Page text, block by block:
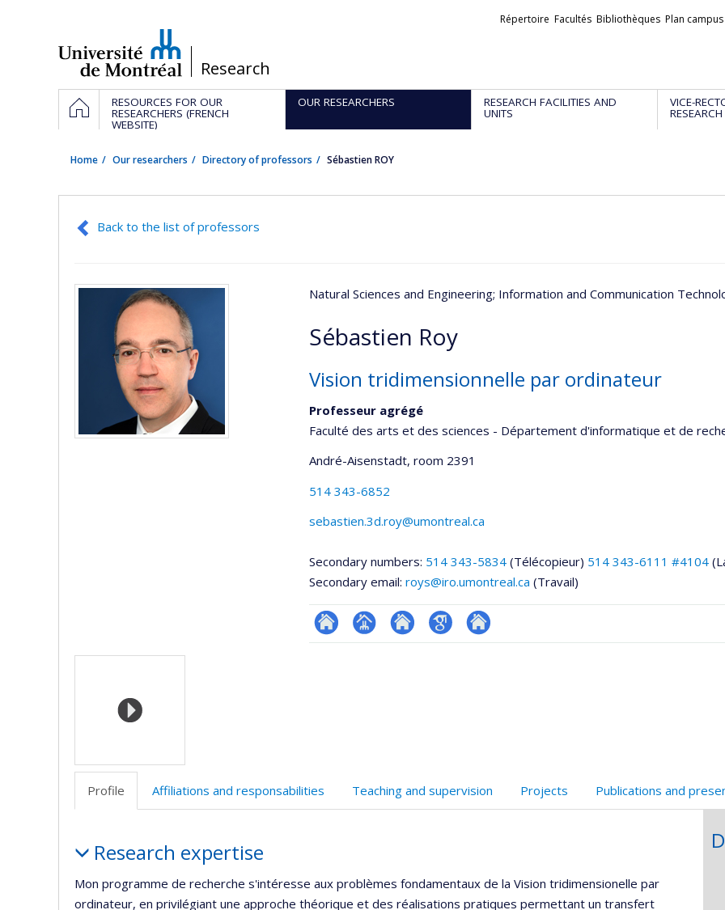
/Research
Liens
Répertoire Facultés Bibliothèques Plan campus
Navigation
principale
HOMERESOURCES FOR OUR
RESEARCHERS (FRENCH
WEBSITE)
OUR RESEARCHERS RESEARCH FACILITIES AND
UNITS
VICE-
RESEARCH
Home Our researchers Directory of professors Sébastien ROY
Back to the list of professors
Natural Sciences and Engineering; Information and Communication
Sébastien Roy
Vision tridimensionnelle par ordinateur
Professeur agrégé
Faculté des arts et des sciences - Département d'informatique et de
André-Aisenstadt, room 2391
514 343-6852
sebastien.3d.roy@umontreal.ca
Secondary numbers: 514 343-5834 (Télécopieur) 514 343-6111 #4104
Secondary email: roys@iro.umontreal.ca (Travail)
ResearchGate
Page Site
GoogleAutre
Media
Profile Affiliations and responsabilities Teaching and supervision Projects Publications and
Research expertise
Mon programme de recherche s'intéresse aux problèmes fondamentaux de la Vision tridimensionelle par
ordinateur, en privilégiant une approche théorique et des réalisations pratiques permettant un transfert